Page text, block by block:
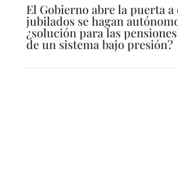
El Gobierno abre la puerta a
jubilados se hagan
¿solución para las
de un sistema bajo presión?